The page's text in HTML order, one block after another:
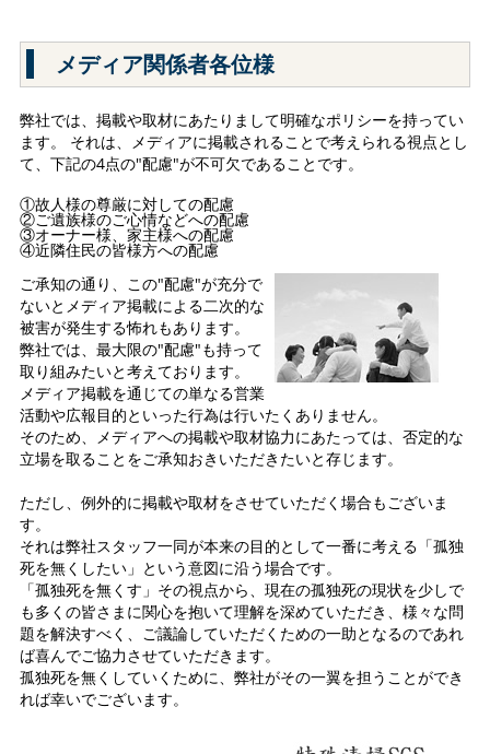
メディア関係者各位様
弊社では、掲載や取材にあたりまして明確なポリシーを持ってい
ます。 それは、メディアに掲載されることで考えられる視点とし
て、下記の4点の"配慮"が不可欠であることです。
①故人様の尊厳に対しての配慮
②ご遺族様のご心情などへの配慮
③オーナー様、家主様への配慮
④近隣住民の皆様方への配慮
ご承知の通り、この"配慮"が充分で
ないとメディア掲載による二次的な
被害が発生する怖れもあります。
弊社では、最大限の"配慮"も持って
取り組みたいと考えております。
メディア掲載を通じての単なる営業
活動や広報目的といった行為は行いたくありません。
そのため、メディアへの掲載や取材協力にあたっては、否定的な
立場を取ることをご承知おきいただきたいと存じます。
ただし、例外的に掲載や取材をさせていただく場合もございま
す。
それは弊社スタッフ一同が本来の目的として一番に考える「孤独
死を無くしたい」という意図に沿う場合です。
「孤独死を無くす」その視点から、現在の孤独死の現状を少しで
も多くの皆さまに関心を抱いて理解を深めていただき、様々な問
題を解決すべく、ご議論していただくための一助となるのであれ
ば喜んでご協力させていただきます。
孤独死を無くしていくために、弊社がその一翼を担うことができ
れば幸いでございます。